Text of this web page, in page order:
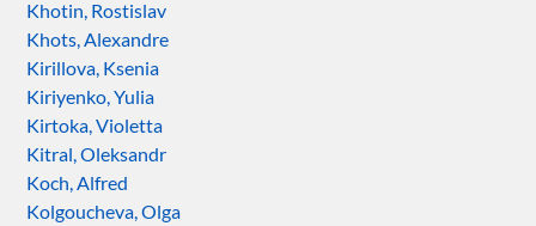
Khotin, Rostislav
Khots, Alexandre
Kirillova, Ksenia
Kiriyenko, Yulia
Kirtoka, Violetta
Kitral, Oleksandr
Koch, Alfred
Kolgoucheva, Olga